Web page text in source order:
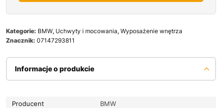
Kategorie: BMW, Uchwyty i mocowania, Wyposażenie wnętrza
Znacznik: 07147293811
Informacje o produkcie
Producent
BMW